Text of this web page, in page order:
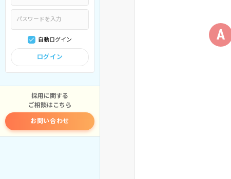
自動ログイン
ログイン
採用に関する
ご相談はこちら
お問い合わせ
A